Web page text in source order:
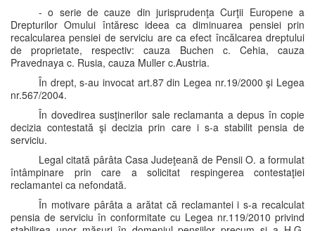
- o serie de cauze din jurisprudenţa Curţii Europene a
Drepturilor Omului întăresc ideea ca diminuarea pensiei prin
recalcularea pensiei de serviciu are ca efect încălcarea dreptului
de proprietate, respectiv: cauza Buchen c. Cehia, cauza
Pravednaya c. Rusia, cauza Muller c.Austria.
În drept, s-au invocat art.87 din Legea nr.19/2000 şi Legea
nr.567/2004.
În dovedirea susţinerilor sale reclamanta a depus în copie
decizia contestată şi decizia prin care i s-a stabilit pensia de
serviciu.
Legal citată pârâta Casa Judeţeană de Pensii O. a formulat
întâmpinare prin care a solicitat respingerea contestaţiei
reclamantei ca nefondată.
În motivare pârâta a arătat că reclamantei i s-a recalculat
pensia de serviciu în conformitate cu Legea nr.119/2010 privind